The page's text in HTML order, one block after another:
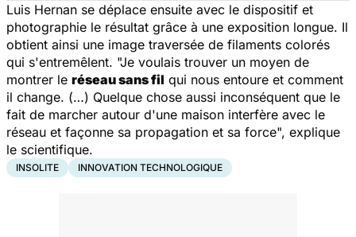
Luis Hernan se déplace ensuite avec le dispositif et
photographie le résultat grâce à une exposition longue. Il
obtient ainsi une image traversée de filaments colorés
qui s'entremêlent. "Je voulais trouver un moyen de
montrer le réseau sans fil qui nous entoure et comment
il change. (…) Quelque chose aussi inconséquent que le
fait de marcher autour d'une maison interfère avec le
réseau et façonne sa propagation et sa force", explique
le scientifique.
INSOLITE INNOVATION TECHNOLOGIQUE